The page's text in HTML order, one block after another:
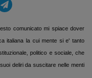
comunicato mi spiace dover
italiana la cui mente si e' tanto
politico e sociale, che
deliri da suscitare nelle menti